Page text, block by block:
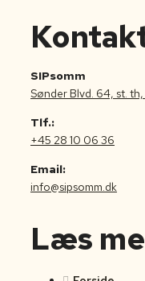
SIPsomm
Sønder Blvd. 64, st.
Tlf.:
+45 28 10 06 36
Email:
info@sipsomm.dk
Læs